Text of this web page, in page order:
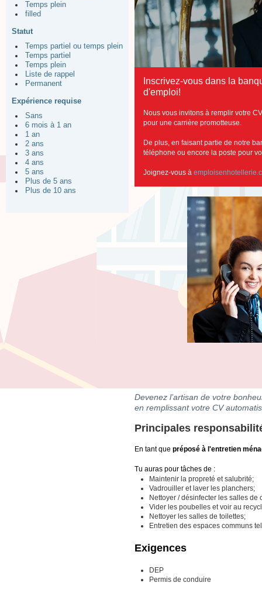
Temps plein
filled
Statut
Temps partiel ou temps plein
Temps partiel
Temps plein
Liste de rappel
Permanent
Expérience requise
Sans
6 mois à 1 an
1 an
2 ans
3 ans
4 ans
5 ans
Plus de 5 ans
Plus de 10 ans
Inscrivez-vous dans la
d'emploi!
Nous vous invitons à remplir votre
pour une carrière promotteuse.
De plus, en faisant partie de notre
téléphone ou encore la poste pour
Joignez-vous à
Devenez l’artisan de votre
en remplissant votre CV
Principales
En tant que préposé à l'entretien
Tu auras pour tâches de :
Maintenir la propreté et salubrité;
Vadrouiller et laver les planchers;
Nettoyer / désinfecter les salles de
Vider les poubelles et voir au
Nettoyer les salles de toilettes;
Entretien des espaces communs
Exigences
DEP
Permis de conduire